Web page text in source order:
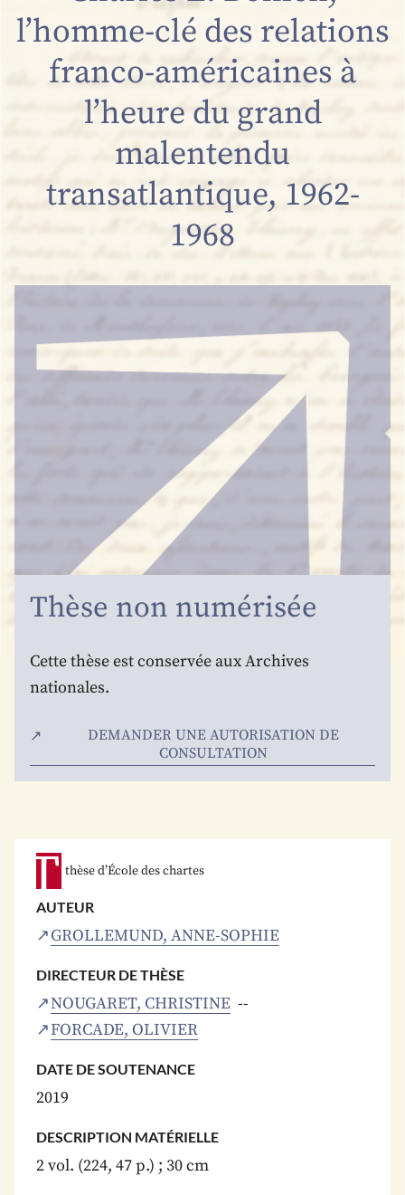
l’homme-clé des relations
franco-américaines à
l’heure du grand
malentendu
transatlantique, 1962-
1968
Thèse non numérisée
Cette thèse est conservée aux Archives
nationales.
DEMANDER UNE AUTORISATION DE
CONSULTATION
thèse d’École des chartes
AUTEUR
GROLLEMUND, ANNE-SOPHIE
DIRECTEUR DE THÈSE
NOUGARET, CHRISTINE
FORCADE, OLIVIER
DATE DE SOUTENANCE
2019
DESCRIPTION MATÉRIELLE
2 vol. (224, 47 p.) ; 30 cm